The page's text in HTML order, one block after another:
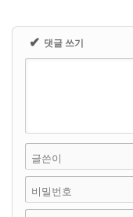
✔ 댓글 쓰기
글쓴이
비밀번호